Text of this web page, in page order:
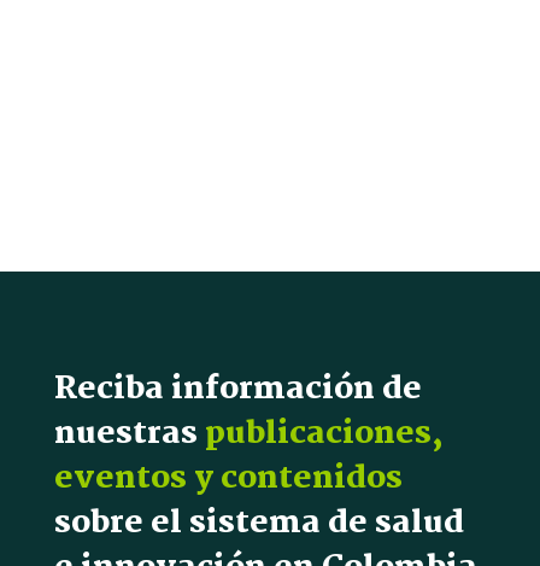
Reciba información de
nuestraspublicaciones,
eventos y contenidos
sobre el sistema de salud